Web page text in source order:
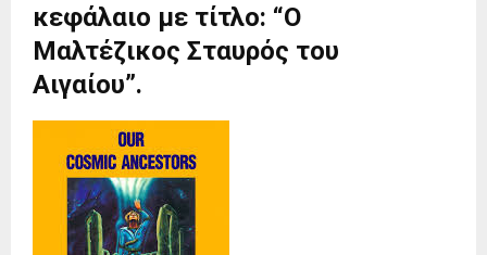
κεφάλαιο με τίτλο: “Ο
Μαλτέζικος Σταυρός του
Αιγαίου”.